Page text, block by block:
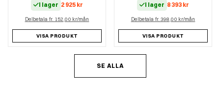
I lager 2 925 kr
Delbetala fr. 152,00 kr/mån
VISA PRODUKT
I lager 8 393 kr
Delbetala fr. 398,00 kr/mån
VISA PRODUKT
SE ALLA